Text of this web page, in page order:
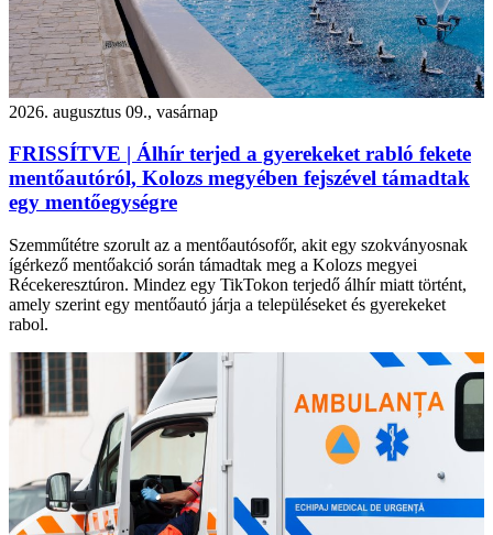
2026. augusztus 09., vasárnap
FRISSÍTVE | Álhír terjed a gyerekeket rabló fekete
mentőautóról, Kolozs megyében fejszével támadtak
egy mentőegységre
Szemműtétre szorult az a mentőautósofőr, akit egy szokványosnak
ígérkező mentőakció során támadtak meg a Kolozs megyei
Récekeresztúron. Mindez egy TikTokon terjedő álhír miatt történt,
amely szerint egy mentőautó járja a településeket és gyerekeket
rabol.